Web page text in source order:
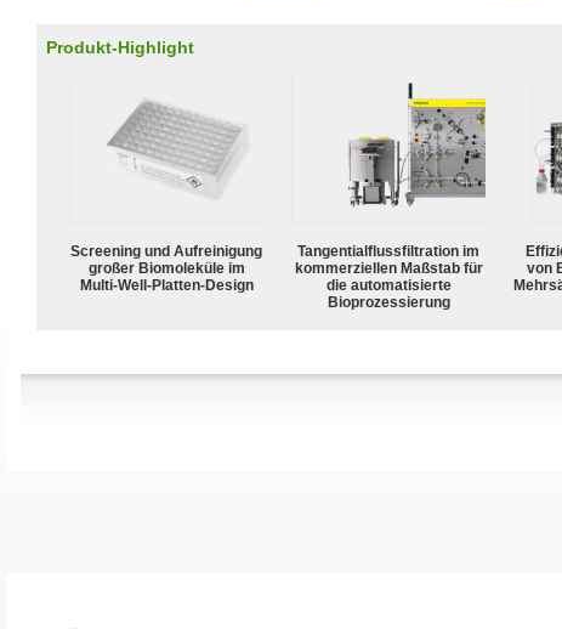
Produkt-Highlight
Screening und Aufreinigung
großer Biomoleküle im
Multi-Well-Platten-Design
Tangentialflussfiltration im
kommerziellen Maßstab für
die automatisierte
Bioprozessierung
von